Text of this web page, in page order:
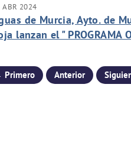
ABR 2024
de Murcia, Ayto. de
lanzan el " PROGRAMA
Anterior